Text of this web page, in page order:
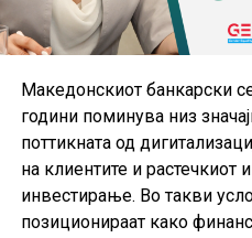
Македонскиот банкарски
години поминува низ
поттикната од
на клиентите и
инвестирање. Во такви
позиционираат како